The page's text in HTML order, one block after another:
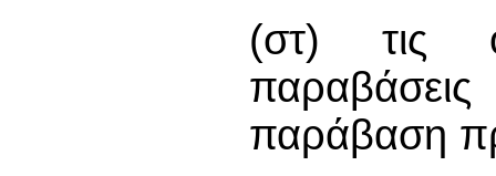
(στ) τις
παράβαση